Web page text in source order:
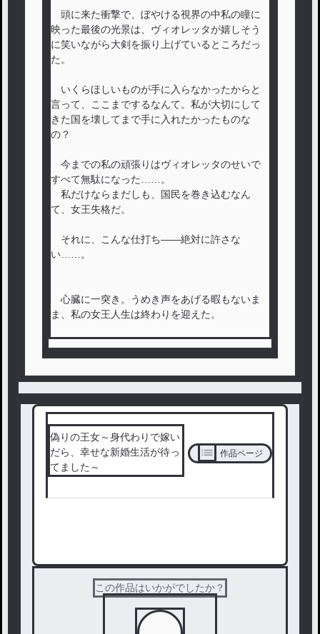
頭に来た衝撃で、ぼやける視界の中私の瞳に
映った最後の光景は、ヴィオレッタが嬉しそう
に笑いながら大剣を振り上げているところだっ
た。
いくらほしいものが手に入らなかったからと
言って、ここまでするなんて。私が大切にして
きた国を壊してまで手に入れたかったものな
の？
今までの私の頑張りはヴィオレッタのせいで
すべて無駄になった……。
私だけならまだしも、国民を巻き込むなん
て、女王失格だ。
それに、こんな仕打ち――絶対に許さな
い……。
心臓に一突き。うめき声をあげる暇もないま
ま、私の女王人生は終わりを迎えた。
偽りの王女～身代わりで嫁い
だら、幸せな新婚生活が待っ
てました～
作品ページ
この作品はいかがでしたか？